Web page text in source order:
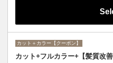
カット＋カラー【クーポン】
カット+フルカラー+【髪質改